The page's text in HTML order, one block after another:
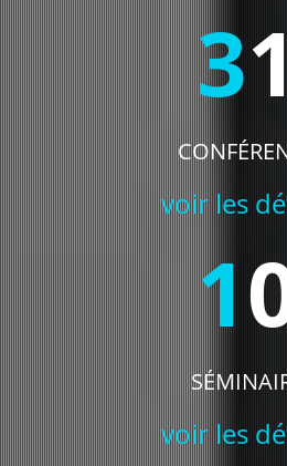
31
voir les
voir les